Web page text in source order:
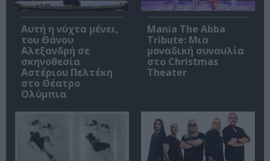
Αυτή η νύχτα μένει,
του Θάνου
Αλεξανδρή σε
σκηνοθεσία
Αστέριου Πελτέκη
στο Θέατρο
Ολύμπια
Mania The Abba
Tribute: Μια
μοναδική συναυλία
στο Christmas
Theater